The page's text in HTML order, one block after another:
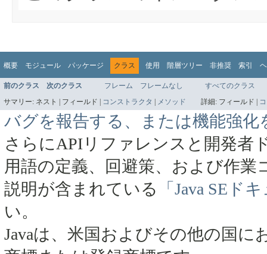
概要 モジュール パッケージ クラス 使用 階層ツリー 非推奨 索引
前のクラス 次のクラス フレーム フレームなし
すべてのクラス
サマリー: ネスト | フィールド | コンストラクタ | メソッド 詳細: フィールド |
バグを報告する、または機能強化
さらにAPIリファレンスと開発者
用語の定義、回避策、および作
説明が含まれている
「Java SEド
い。
Javaは、米国およびその他の国に